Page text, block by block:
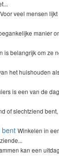
Voor veel mensen
manier
is belangrijk om ze
het huishouden
is een van de
of slechtziend
bent Winkelen in
kan een